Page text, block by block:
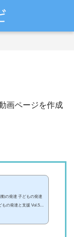
画ページを作成